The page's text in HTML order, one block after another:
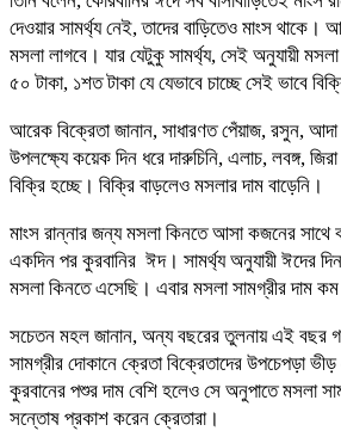
দেওয়ার সামর্থ্য নেই, তাদের বাড়িতেও মাংস থাকে।
মসলা লাগবে। যার যেটুকু সামর্থ্য, সেই অনুযায়ী
৫০ টাকা, ১শত টাকা যে যেভাবে চাচ্ছে সেই ভাবে
আরেক বিক্রেতা জানান, সাধারণত পেঁয়াজ, রসুন,
উপলক্ষ্যে কয়েক দিন ধরে দারুচিনি, এলাচ, লবঙ্গ,
বিক্রি হচ্ছে। বিক্রি বাড়লেও মসলার দাম বাড়েনি।
মাংস রান্নার জন্য মসলা কিনতে আসা কজনের সাথে
একদিন পর কুরবানির ঈদ। সামর্থ্য অনুযায়ী ঈদের
মসলা কিনতে এসেছি। এবার মসলা সামগ্রীর দাম
সচেতন মহল জানান, অন্য বছরের তুলনায় এই বছর
সামগ্রীর দোকানে ক্রেতা বিক্রেতাদের উপচেপড়া
কুরবানের পশুর দাম বেশি হলেও সে অনুপাতে মসলা
সন্তোষ প্রকাশ করেন ক্রেতারা।